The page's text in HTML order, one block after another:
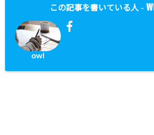
この記事を書いている人 -
owl